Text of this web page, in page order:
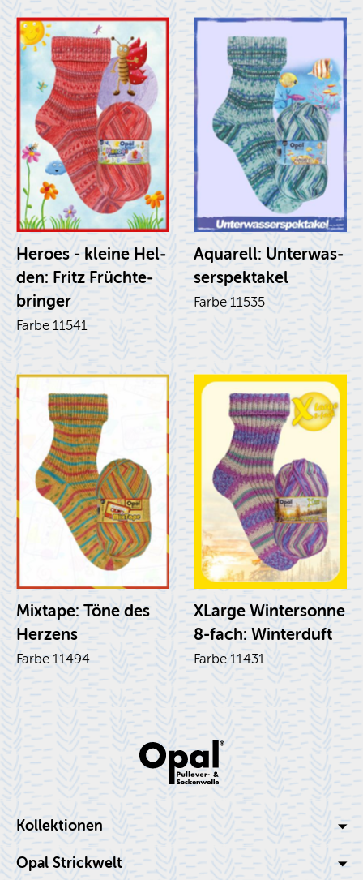
He­roes - klei­ne Hel­
den: Fritz Früch­te­
brin­ger
Farbe 11541
Aqua­rell: Un­ter­was­
ser­spek­ta­kel
Farbe 11535
Mixtape: Töne des
Her­zens
Farbe 11494
XLar­ge Win­ter­son­ne
8-fach: Win­ter­duft
Farbe 11431
Kol­lek­tio­nen
Opal Strick­welt